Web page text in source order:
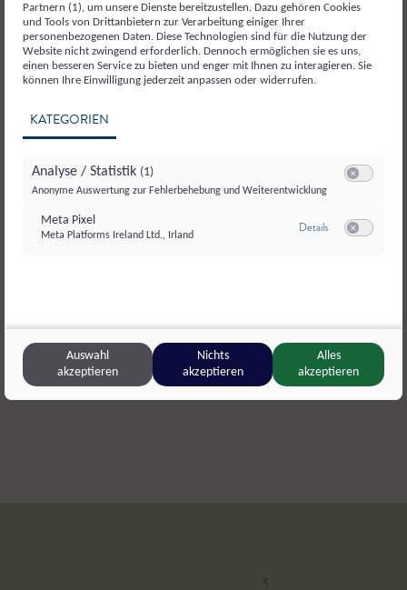
Kracherbauer,Wals-Siezenheim
Melanzani,Frischgemüse
Fraidlgut,
Tomate
Partnern (1), um unsere Dienste bereitzustellen. Dazu gehören Cookies
und Tools von Drittanbietern zur Verarbeitung einiger Ihrer
personenbezogenen Daten. Diese Technologien sind für die Nutzung der
Website nicht zwingend erforderlich. Dennoch ermöglichen sie es uns,
einen besseren Service zu bieten und enger mit Ihnen zu interagieren. Sie
können Ihre Einwilligung jederzeit anpassen oder widerrufen.
KATEGORIEN
Analyse / Statistik (1)
Anonyme Auswertung zur Fehlerbehebung und Weiterentwicklung
Meta Pixel
Meta Platforms Ireland Ltd., Irland
Detailszu Meta Pixel
Auswahl
akzeptieren
Nichts
akzeptieren
Alles
akzeptieren